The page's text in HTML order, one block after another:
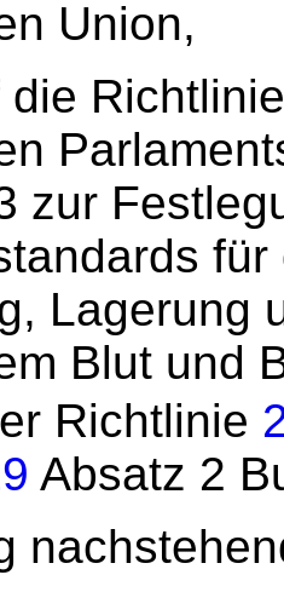
Union,
die
zur
Lagerung
Blut und
Richtlinie
Absatz 2